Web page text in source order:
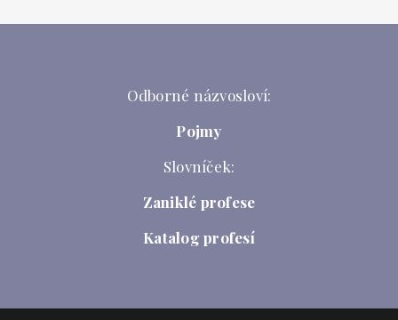
Odborné názvosloví:
Pojmy
Slovníček:
Zaniklé profese
Katalog profesí